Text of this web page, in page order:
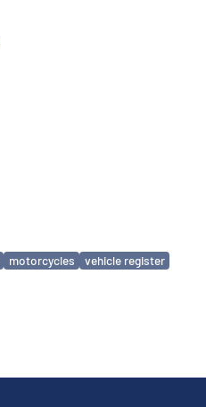
motorcycles
vehicle register